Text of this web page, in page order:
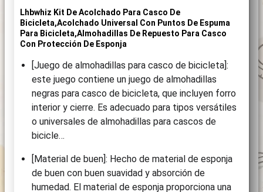
Lhbwhiz Kit De Acolchado Para Casco De
Bicicleta,Acolchado Universal Con Puntos De Espuma
Para Bicicleta,Almohadillas De Repuesto Para Casco
Con Protección De Esponja
[Juego de almohadillas para casco de bicicleta]:
este juego contiene un juego de almohadillas
negras para casco de bicicleta, que incluyen forro
interior y cierre. Es adecuado para tipos versátiles
o universales de almohadillas para cascos de
bicicle…
[Material de buen]: Hecho de material de esponja
de buen con buen suavidad y absorción de
humedad. El material de esponja proporciona una